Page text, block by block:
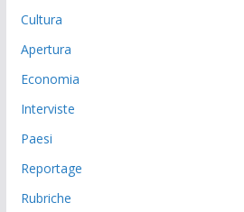
Cultura
Apertura
Economia
Interviste
Paesi
Reportage
Rubriche